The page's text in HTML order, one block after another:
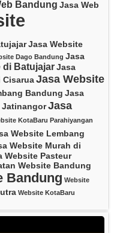
Bandung Jasa Web
Jasa Website
Dago Bandung Jasa
di BatujajarJasa
CisaruaJasa Website
Bandung Jasa
JatinangorJasa
KotaBaru Parahiyangan
Website Lembang
Website Murah di
Website Pasteur
Website Bandung
Bandung Website
Website KotaBaru